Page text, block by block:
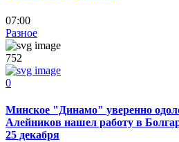
07:00
Разное
752
0
Минское "Динамо" уверенно
Алейников нашел работу в
25 декабря